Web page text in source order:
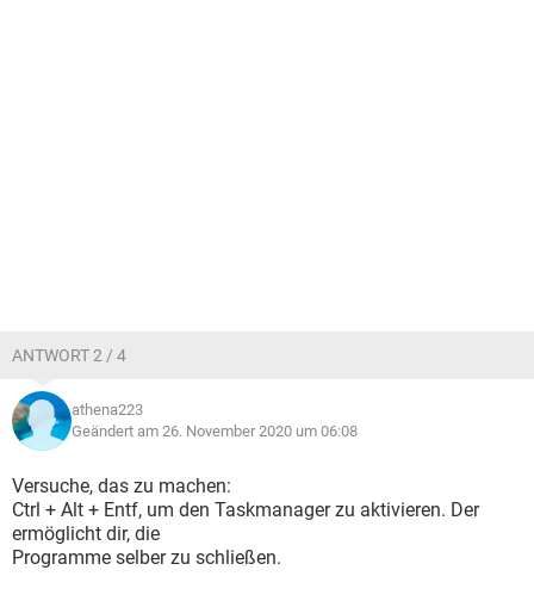
ANTWORT 2 / 4
athena223
Geändert am 26. November 2020 um 06:08
Versuche, das zu machen:
Ctrl + Alt + Entf, um den Taskmanager zu aktivieren. Der
ermöglicht dir, die
Programme selber zu schließen.